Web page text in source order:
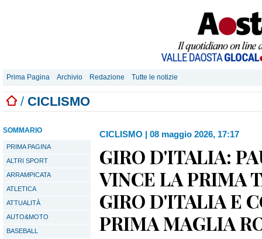
Prima Pagina Archivio Redazione Tutte le notizie
/ CICLISMO
SOMMARIO
PRIMA PAGINA
ALTRI SPORT
ARRAMPICATA
ATLETICA
ATTUALITÀ
AUTO&MOTO
BASEBALL
CICLISMO | 08 maggio 2026, 17:17
GIRO D'ITALIA:
VINCE LA PRIMA
GIRO D'ITALIA E
PRIMA MAGLIA